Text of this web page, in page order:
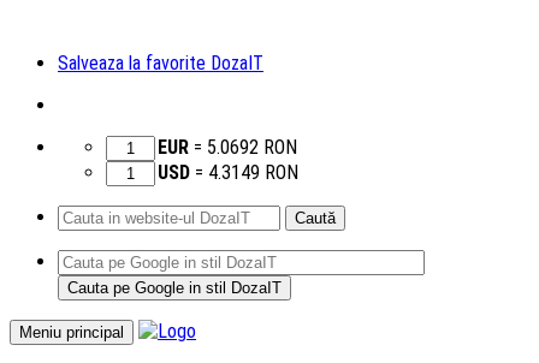
Salveaza la favorite DozaIT
EUR = 5.0692 RON
USD = 4.3149 RON
Caută
după:
Meniu principal
Sari